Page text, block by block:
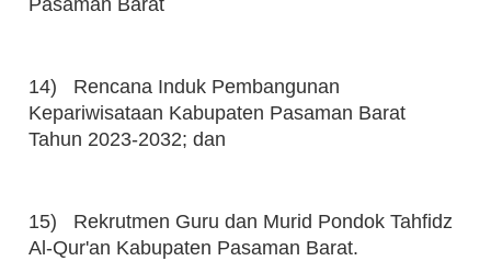
Pasaman Barat
14) Rencana Induk Pembangunan
Kepariwisataan Kabupaten Pasaman Barat
Tahun 2023-2032; dan
15) Rekrutmen Guru dan Murid Pondok Tahfidz
Al-Qur'an Kabupaten Pasaman Barat.